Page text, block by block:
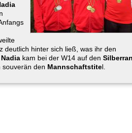
deutlich hinter sich ließ, was ihr den
Nadiakam bei der W14 auf den
souverän den Mannschaftstitel.